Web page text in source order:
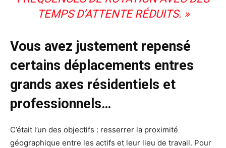
TEMPS D’ATTENTE RÉDUITS. »
Vous avez justement repensé
certains déplacements entres
grands axes résidentiels et
professionnels…
C’était l’un des objectifs : resserrer la proximité
géographique entre les actifs et leur lieu de travail. Pour